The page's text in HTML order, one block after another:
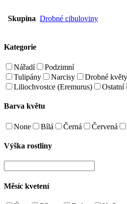
Skupina Drobné cibuloviny
Kategorie
Nářadí
Podzimní
Tulipány
Narcisy
Drobné květy
Liliochvostce (Eremurus)
Ostatní
Barva květu
None Bílá Černá Červená
Výška rostliny
Měsíc kvetení